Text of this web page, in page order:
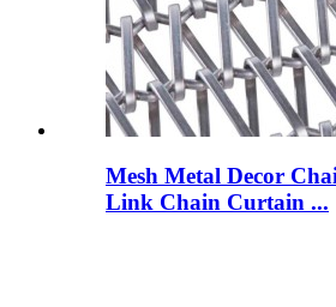
Mesh Metal Decor
Link Chain Curtain ...